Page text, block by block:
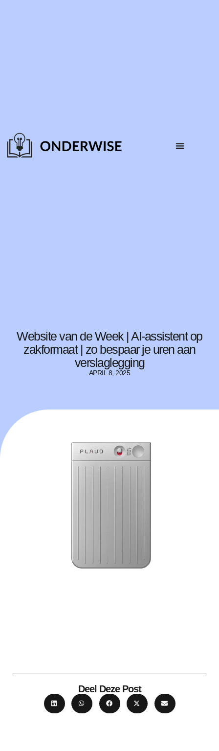
Website van de Week | AI-assistent op
zakformaat | zo bespaar je uren aan
verslaglegging
APRIL 8, 2025
Deel Deze Post